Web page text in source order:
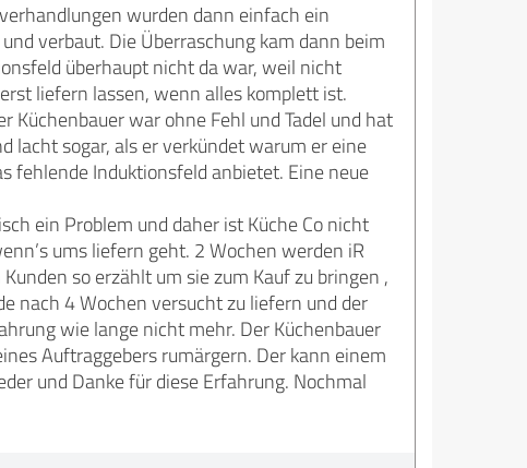
wurden dann einfach ein
verbaut. Die Überraschung kam dann beim
überhaupt nicht da war, weil nicht
liefern lassen, wenn alles komplett ist.
Küchenbauer war ohne Fehl und Tadel und hat
lacht sogar, als er verkündet warum er eine
fehlende Induktionsfeld anbietet. Eine neue
ein Problem und daher ist Küche Co nicht
ums liefern geht. 2 Wochen werden iR
so erzählt um sie zum Kauf zu bringen ,
nach 4 Wochen versucht zu liefern und der
wie lange nicht mehr. Der Küchenbauer
Auftraggebers rumärgern. Der kann einem
und Danke für diese Erfahrung. Nochmal